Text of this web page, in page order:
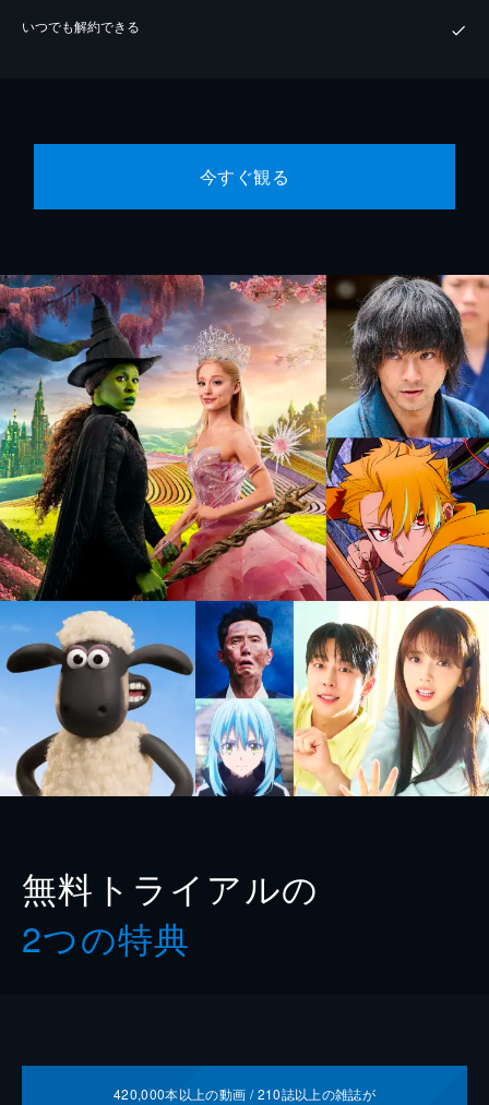
いつでも解約できる
今すぐ観る
無料トライアルの
2つの特典
420,000本以上の動画 /210誌以上の雑誌が